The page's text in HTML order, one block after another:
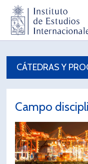
CÁTEDRAS Y
Campo